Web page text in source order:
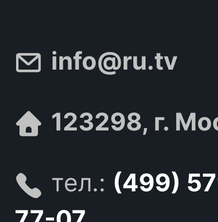
info@ru.tv
123298, г.
тел.: (499)